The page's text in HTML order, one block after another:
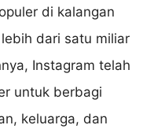
di kalangan
dari satu miliar
Instagram telah
untuk berbagi
keluarga, dan